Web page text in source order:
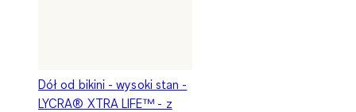
Dół od bikini - wysoki stan -
LYCRA® XTRA LIFE™ - z